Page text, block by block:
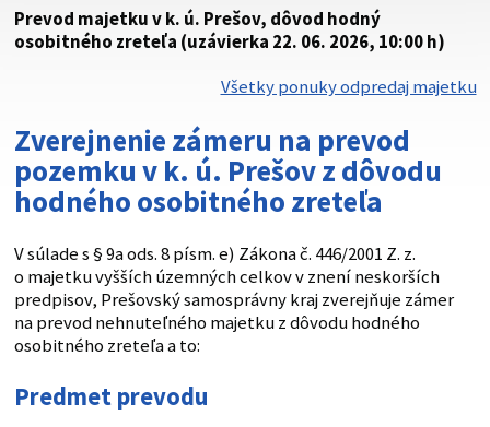
Prevod majetku v k. ú. Prešov, dôvod hodný
osobitného zreteľa (uzávierka 22. 06. 2026, 10:00 h)
Všetky ponuky odpredaj majetku
Zverejnenie zámeru na prevod
pozemku v k. ú. Prešov z dôvodu
hodného osobitného zreteľa
V súlade s § 9a ods. 8 písm. e) Zákona č. 446/2001 Z. z.
o majetku vyšších územných celkov v znení neskorších
predpisov, Prešovský samosprávny kraj zverejňuje zámer
na prevod nehnuteľného majetku z dôvodu hodného
osobitného zreteľa a to:
Predmet prevodu